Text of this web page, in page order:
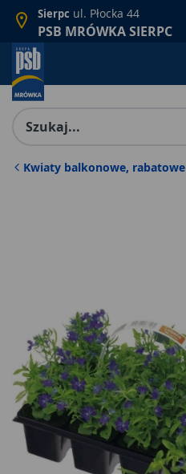
Sierpc ul. Płocka 44
PSB MRÓWKA SIERPC
Kwiaty balkonowe, rabatowe